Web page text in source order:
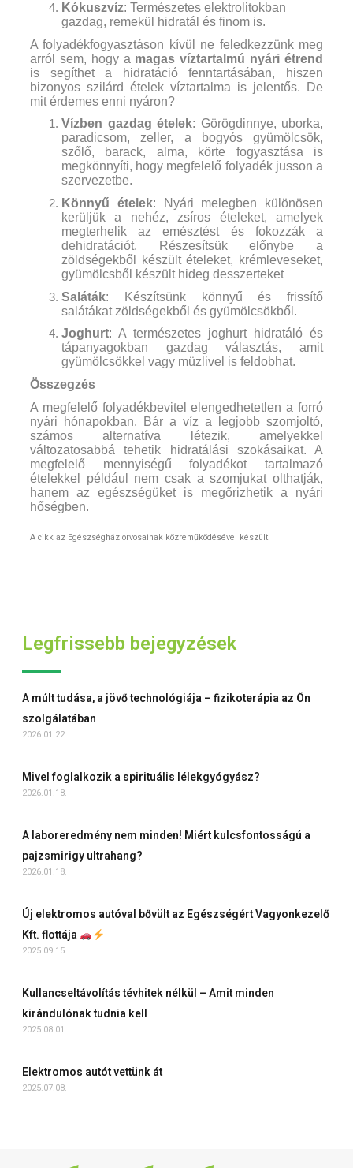
Kókuszvíz: Természetes elektrolitokban
gazdag, remekül hidratál és finom is.
A folyadékfogyasztáson kívül ne feledkezzünk meg
arról sem, hogy a magas víztartalmú nyári étrend
is segíthet a hidratáció fenntartásában, hiszen
bizonyos szilárd ételek víztartalma is jelentős. De
mit érdemes enni nyáron?
Vízben gazdag ételek: Görögdinnye, uborka,
paradicsom, zeller, a bogyós gyümölcsök,
szőlő, barack, alma, körte fogyasztása is
megkönnyíti, hogy megfelelő folyadék jusson a
szervezetbe.
Könnyű ételek: Nyári melegben különösen
kerüljük a nehéz, zsíros ételeket, amelyek
megterhelik az emésztést és fokozzák a
dehidratációt. Részesítsük előnybe a
zöldségekből készült ételeket, krémleveseket,
gyümölcsből készült hideg desszerteket
Saláták: Készítsünk könnyű és frissítő
salátákat zöldségekből és gyümölcsökből.
Joghurt: A természetes joghurt hidratáló és
tápanyagokban gazdag választás, amit
gyümölcsökkel vagy müzlivel is feldobhat.
Összegzés
A megfelelő folyadékbevitel elengedhetetlen a forró
nyári hónapokban. Bár a víz a legjobb szomjoltó,
számos alternatíva létezik, amelyekkel
változatosabbá tehetik hidratálási szokásaikat. A
megfelelő mennyiségű folyadékot tartalmazó
ételekkel például nem csak a szomjukat olthatják,
hanem az egészségüket is megőrizhetik a nyári
hőségben.
A cikk az Egészségház orvosainak közreműködésével készült.
Legfrissebb bejegyzések
A múlt tudása, a jövő technológiája – fizikoterápia az Ön
szolgálatában
2026.01.22.
Mivel foglalkozik a spirituális lélekgyógyász?
2026.01.18.
A laboreredmény nem minden! Miért kulcsfontosságú a
pajzsmirigy ultrahang?
2026.01.18.
Új elektromos autóval bővült az Egészségért Vagyonkezelő
Kft. flottája
2025.09.15.
Kullancseltávolítás tévhitek nélkül – Amit minden
kirándulónak tudnia kell
2025.08.01.
Elektromos autót vettünk át
2025.07.08.